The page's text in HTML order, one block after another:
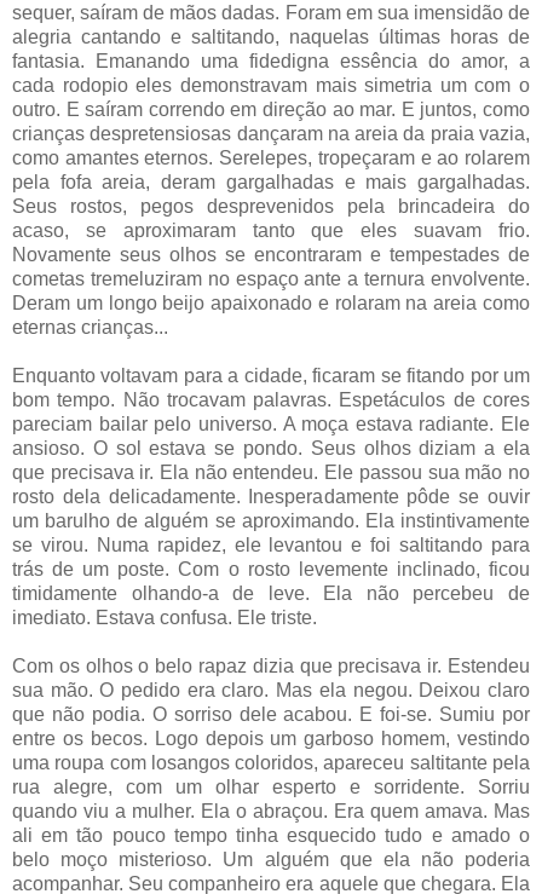
sequer, saíram de mãos dadas. Foram em sua imensidão de
alegria cantando e saltitando, naquelas últimas horas de
fantasia. Emanando uma fidedigna essência do amor, a
cada rodopio eles demonstravam mais simetria um com o
outro. E saíram correndo em direção ao mar. E juntos, como
crianças despretensiosas dançaram na areia da praia vazia,
como amantes eternos. Serelepes, tropeçaram e ao rolarem
pela fofa areia, deram gargalhadas e mais gargalhadas.
Seus rostos, pegos desprevenidos pela brincadeira do
acaso, se aproximaram tanto que eles suavam frio.
Novamente seus olhos se encontraram e tempestades de
cometas tremeluziram no espaço ante a ternura envolvente.
Deram um longo beijo apaixonado e rolaram na areia como
eternas crianças...
Enquanto voltavam para a cidade, ficaram se fitando por um
bom tempo. Não trocavam palavras. Espetáculos de cores
pareciam bailar pelo universo. A moça estava radiante. Ele
ansioso. O sol estava se pondo. Seus olhos diziam a ela
que precisava ir. Ela não entendeu. Ele passou sua mão no
rosto dela delicadamente. Inesperadamente pôde se ouvir
um barulho de alguém se aproximando. Ela instintivamente
se virou. Numa rapidez, ele levantou e foi saltitando para
trás de um poste. Com o rosto levemente inclinado, ficou
timidamente olhando-a de leve. Ela não percebeu de
imediato. Estava confusa. Ele triste.
Com os olhos o belo rapaz dizia que precisava ir. Estendeu
sua mão. O pedido era claro. Mas ela negou. Deixou claro
que não podia. O sorriso dele acabou. E foi-se. Sumiu por
entre os becos. Logo depois um garboso homem, vestindo
uma roupa com losangos coloridos, apareceu saltitante pela
rua alegre, com um olhar esperto e sorridente. Sorriu
quando viu a mulher. Ela o abraçou. Era quem amava. Mas
ali em tão pouco tempo tinha esquecido tudo e amado o
belo moço misterioso. Um alguém que ela não poderia
acompanhar. Seu companheiro era aquele que chegara. Ela